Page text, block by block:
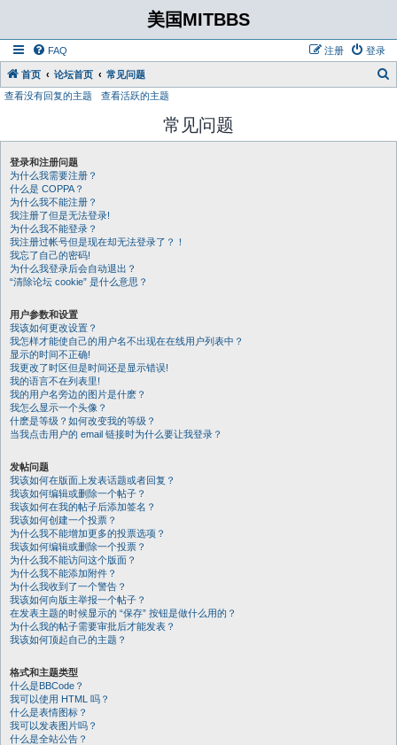
美国MITBBS
FAQ 登录
注册
首页 论坛首页 常见问题
查看没有回复的主题 查看活跃的主题
常见问题
登录和注册问题
为什么我需要注册？
什么是 COPPA？
为什么我不能注册？
我注册了但是无法登录!
为什么我不能登录？
我注册过帐号但是现在却无法登录了？！
我忘了自己的密码!
为什么我登录后会自动退出？
“清除论坛 cookie” 是什么意思？
用户参数和设置
我该如何更改设置？
我怎样才能使自己的用户名不出现在在线用户列表中？
显示的时间不正确!
我更改了时区但是时间还是显示错误!
我的语言不在列表里!
我的用户名旁边的图片是什麽？
我怎么显示一个头像？
什麽是等级？如何改变我的等级？
当我点击用户的 email 链接时为什么要让我登录？
发帖问题
我该如何在版面上发表话题或者回复？
我该如何编辑或删除一个帖子？
我该如何在我的帖子后添加签名？
我该如何创建一个投票？
为什么我不能增加更多的投票选项？
我该如何编辑或删除一个投票？
为什么我不能访问这个版面？
为什么我不能添加附件？
为什么我收到了一个警告？
我该如何向版主举报一个帖子？
在发表主题的时候显示的 “保存” 按钮是做什么用的？
为什么我的帖子需要审批后才能发表？
我该如何顶起自己的主题？
格式和主题类型
什么是BBCode？
我可以使用 HTML 吗？
什么是表情图标？
我可以发表图片吗？
什么是全站公告？